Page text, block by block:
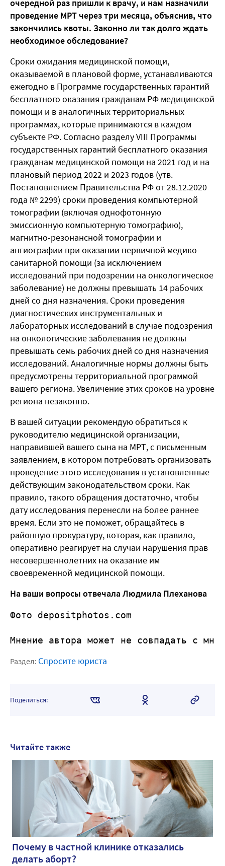
очередной раз пришли к врачу, и нам назначили
проведение МРТ через три месяца, объяснив, что
закончились квоты. Законно ли так долго ждать
необходимое обследование?
Сроки ожидания медицинской помощи,
оказываемой в плановой форме, устанавливаются
ежегодно в Программе государственных гарантий
бесплатного оказания гражданам РФ медицинской
помощи и в аналогичных территориальных
программах, которые принимаются в каждом
субъекте РФ. Согласно разделу VIII Программы
государственных гарантий бесплатного оказания
гражданам медицинской помощи на 2021 год и на
плановый период 2022 и 2023 годов (утв.
Постановлением Правительства РФ от 28.12.2020
года № 2299) сроки проведения компьютерной
томографии (включая однофотонную
эмиссионную компьютерную томографию),
магнитно-резонансной томографии и
ангиографии при оказании первичной медико-
санитарной помощи (за исключением
исследований при подозрении на онкологическое
заболевание) не должны превышать 14 рабочих
дней со дня назначения. Сроки проведения
диагностических инструментальных и
лабораторных исследований в случае подозрения
на онкологические заболевания не должны
превышать семь рабочих дней со дня назначения
исследований. Аналогичные нормы должны быть
предусмотрены территориальной программой
вашего региона. Увеличение этих сроков на уровне
региона незаконно.
В вашей ситуации рекомендую обратиться к
руководителю медицинской организации,
направившей вашего сына на МРТ, с письменным
заявлением, в котором потребовать организовать
проведение этого исследования в установленные
действующим законодательством сроки. Как
правило, такого обращения достаточно, чтобы
дату исследования перенесли на более раннее
время. Если это не поможет, обращайтесь в
районную прокуратуру, которая, как правило,
оперативно реагирует на случаи нарушения прав
несовершеннолетних на оказание им
своевременной медицинской помощи.
На ваши вопросы отвечала Людмила Плеханова
Фото depositphotos.com
Мнение автора может не совпадать с
Раздел: Спросите юриста
Поделиться:
Читайте также
Почему в частной клинике отказались
делать аборт?